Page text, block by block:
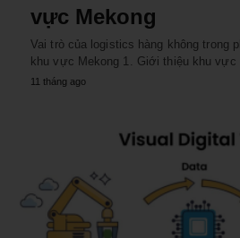
vực Mekong
Vai trò của logistics hàng không trong
khu vực Mekong 1. Giới thiệu khu vực
11 tháng ago